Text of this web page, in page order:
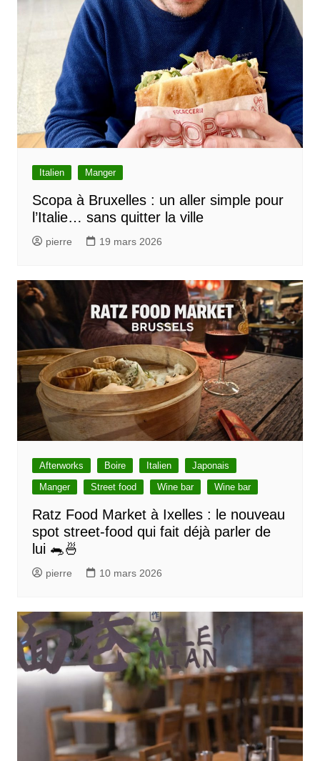
Italien Manger
Scopa à Bruxelles : un aller simple pour
l’Italie… sans quitter la ville
pierre 19 mars 2026
Afterworks Boire Italien
Japonais
Manger
Street food Wine bar Wine bar
Ratz Food Market à Ixelles : le nouveau
spot street-food qui fait déjà parler de
lui 🐀🍜
pierre 10 mars 2026